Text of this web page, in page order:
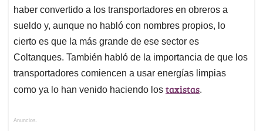
haber convertido a los transportadores en obreros a
sueldo y, aunque no habló con nombres propios, lo
cierto es que la más grande de ese sector es
Coltanques. También habló de la importancia de que los
transportadores comiencen a usar energías limpias
como ya lo han venido haciendo los taxistas.
Anuncios.